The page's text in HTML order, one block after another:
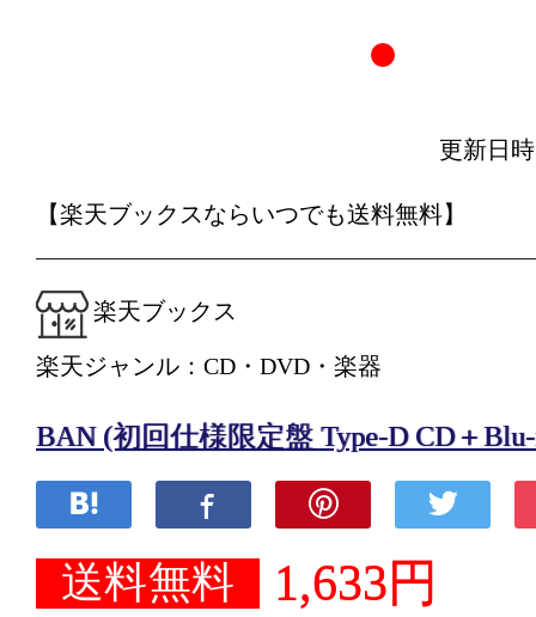
更新日
【楽天ブックスならいつでも送料無料】
楽天ブックス
楽天ジャンル：CD・DVD・楽器
BAN (初回仕様限定盤 Type-D CD＋
送料無料 1,633円